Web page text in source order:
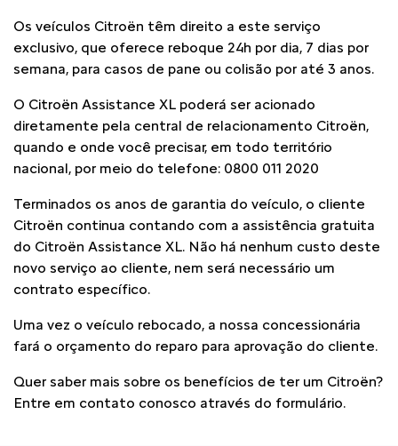
Os veículos Citroën têm direito a este serviço
exclusivo, que oferece reboque 24h por dia, 7 dias por
semana, para casos de pane ou colisão por até 3 anos.
O Citroën Assistance XL poderá ser acionado
diretamente pela central de relacionamento Citroën,
quando e onde você precisar, em todo território
nacional, por meio do telefone: 0800 011 2020
Terminados os anos de garantia do veículo, o cliente
Citroën continua contando com a assistência gratuita
do Citroën Assistance XL. Não há nenhum custo deste
novo serviço ao cliente, nem será necessário um
contrato específico.
Uma vez o veículo rebocado, a nossa concessionária
fará o orçamento do reparo para aprovação do cliente.
Quer saber mais sobre os benefícios de ter um Citroën?
Entre em contato conosco através do formulário.